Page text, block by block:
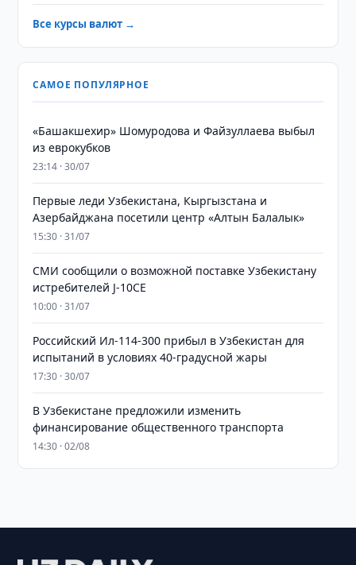
Все курсы валют →
САМОЕ ПОПУЛЯРНОЕ
«Башакшехир» Шомуродова и Файзуллаева выбыл
из еврокубков
23:14 · 30/07
Первые леди Узбекистана, Кыргызстана и
Азербайджана посетили центр «Алтын Балалык»
15:30 · 31/07
СМИ сообщили о возможной поставке Узбекистану
истребителей J-10CE
10:00 · 31/07
Российский Ил-114-300 прибыл в Узбекистан для
испытаний в условиях 40-градусной жары
17:30 · 30/07
В Узбекистане предложили изменить
финансирование общественного транспорта
14:30 · 02/08